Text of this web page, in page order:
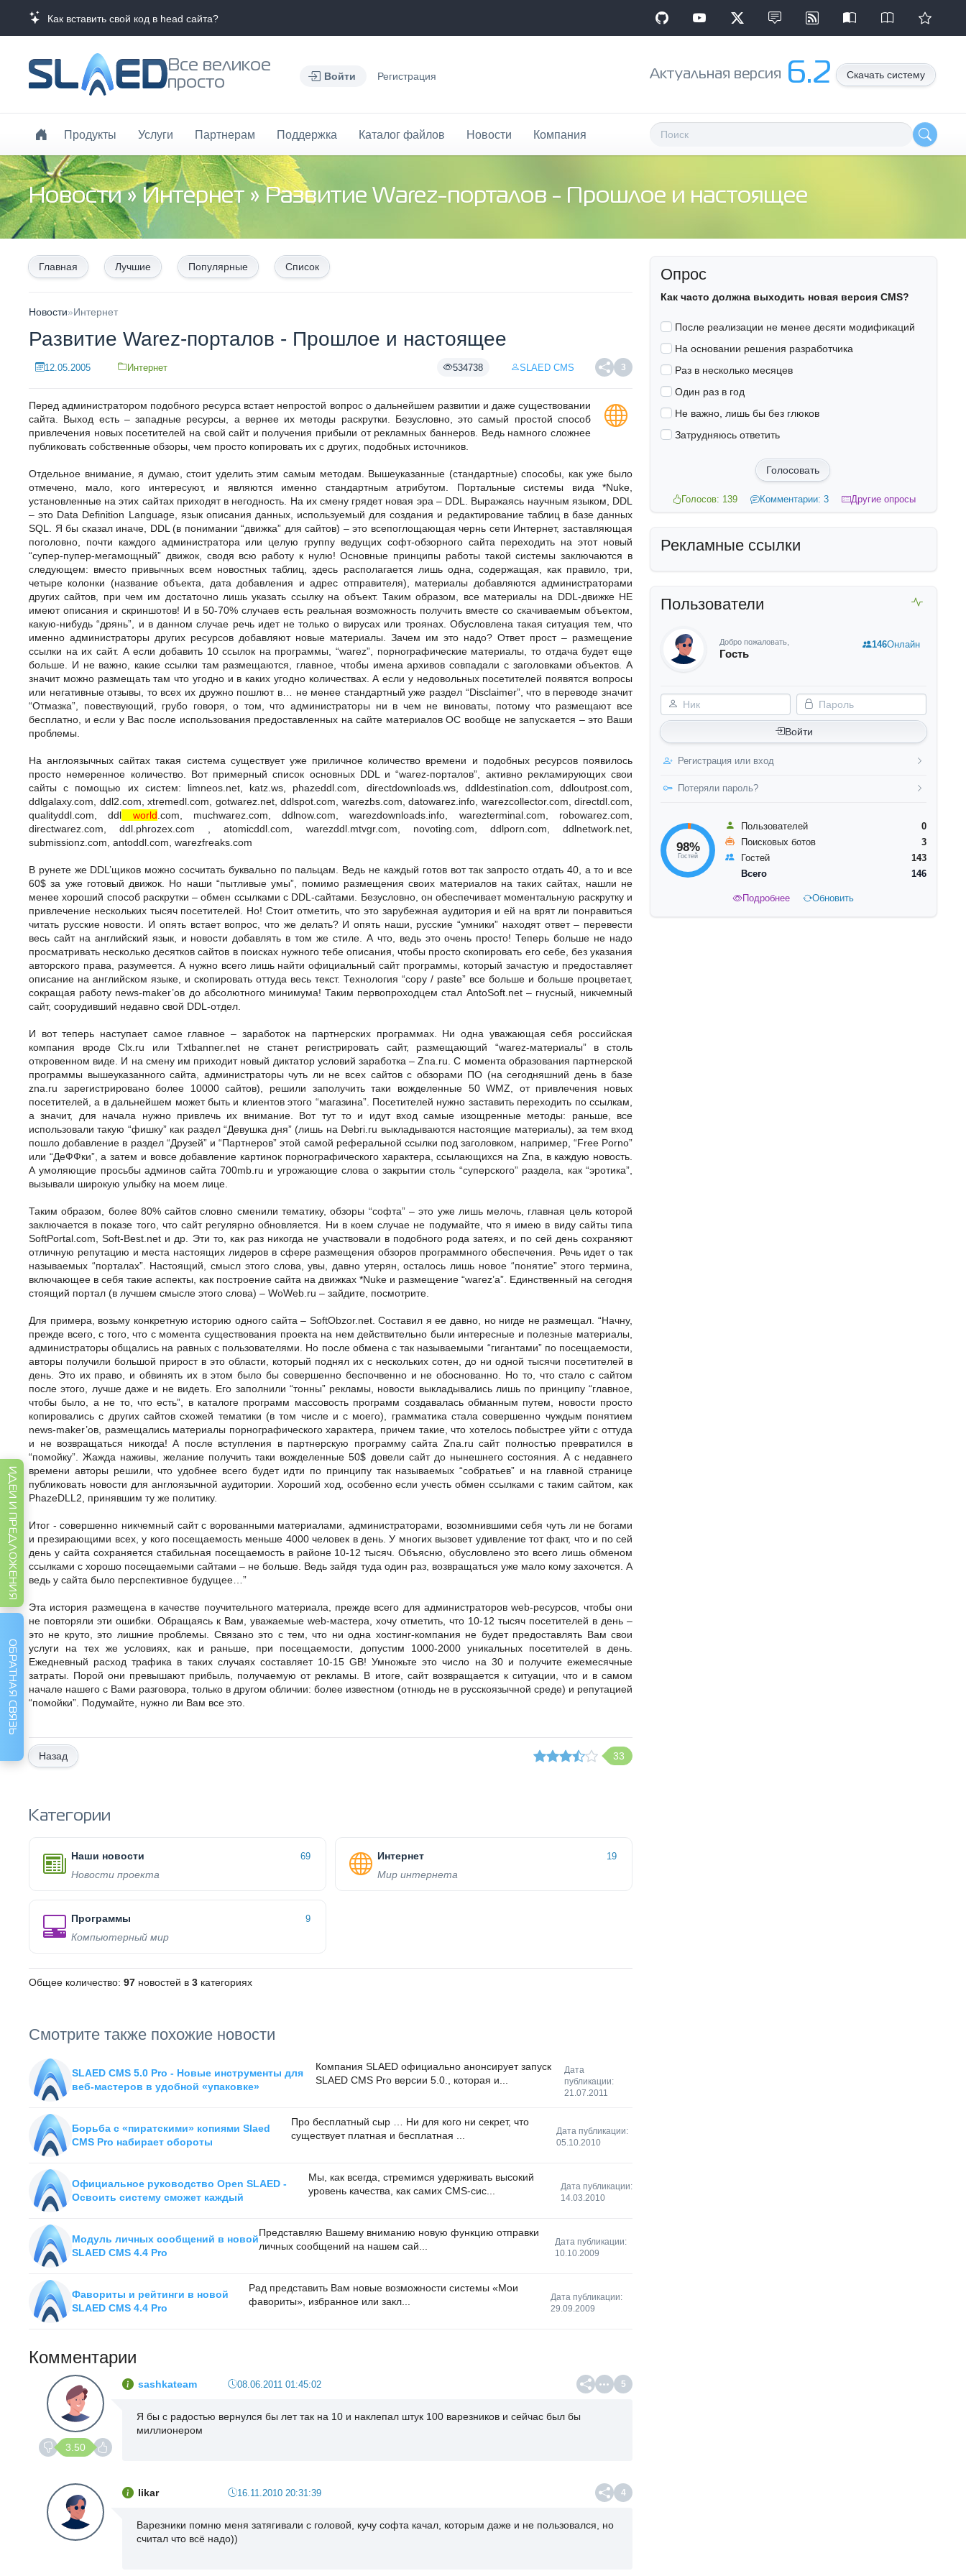
Как вставить свой код в head сайта?
Все великое
просто
Войти Регистрация Aктуальная версия 6.2 Скачать систему
Продукты Услуги Партнерам Поддержка Каталог файлов Новости Компания
Новости» Интернет » Развитие Warez-порталов - Прошлое и настоящее
Главная Лучшие Популярные Список
Новости»Интернет
Развитие Warez-порталов - Прошлое и настоящее
534738 SLAED CMS 3
12.05.2005 Интернет
Перед администратором подобного ресурса встает непростой вопрос о дальнейшем развитии и даже существовании
сайта. Выход есть – западные ресурсы, а вернее их методы раскрутки. Безусловно, это самый простой способ
привлечения новых посетителей на свой сайт и получения прибыли от рекламных баннеров. Ведь намного сложнее
публиковать собственные обзоры, чем просто копировать их с других, подобных источников.
Отдельное внимание, я думаю, стоит уделить этим самым методам. Вышеуказанные (стандартные) способы, как уже было
отмечено, мало, кого интересуют, и являются именно стандартным атрибутом. Портальные системы вида *Nuke,
установленные на этих сайтах приходят в негодность. На их смену грядет новая эра – DDL. Выражаясь научным языком, DDL
– это Data Definition Language, язык описания данных, используемый для создания и редактирование таблиц в базе данных
SQL. Я бы сказал иначе, DDL (в понимании “движка” для сайтов) – это всепоглощающая чернь сети Интернет, заставляющая
поголовно, почти каждого администратора или целую группу ведущих софт-обзорного сайта переходить на этот новый
“супер-пупер-мегамощный” движок, сводя всю работу к нулю! Основные принципы работы такой системы заключаются в
следующем: вместо привычных всем новостных таблиц, здесь располагается лишь одна, содержащая, как правило, три,
четыре колонки (название объекта, дата добавления и адрес отправителя), материалы добавляются администраторами
других сайтов, при чем им достаточно лишь указать ссылку на объект. Таким образом, все материалы на DDL-движке НЕ
имеют описания и скриншотов! И в 50-70% случаев есть реальная возможность получить вместе со скачиваемым объектом,
какую-нибудь “дрянь”, и в данном случае речь идет не только о вирусах или троянах. Обусловлена такая ситуация тем, что
именно администраторы других ресурсов добавляют новые материалы. Зачем им это надо? Ответ прост – размещение
ссылки на их сайт. А если добавить 10 ссылок на программы, “warez”, порнографические материалы, то отдача будет еще
больше. И не важно, какие ссылки там размещаются, главное, чтобы имена архивов совпадали с заголовками объектов. А
значит можно размещать там что угодно и в каких угодно количествах. А если у недовольных посетителей появятся вопросы
или негативные отзывы, то всех их дружно пошлют в… не менее стандартный уже раздел “Disclaimer”, что в переводе значит
“Отмазка”, повествующий, грубо говоря, о том, что администраторы ни в чем не виноваты, потому что размещают все
бесплатно, и если у Вас после использования предоставленных на сайте материалов ОС вообще не запускается – это Ваши
проблемы.
На англоязычных сайтах такая система существует уже приличное количество времени и подобных ресурсов появилось
просто немеренное количество. Вот примерный список основных DDL и “warez-порталов”, активно рекламирующих свои
сайты с помощью их систем: limneos.net, katz.ws, phazeddl.com, directdownloads.ws, ddldestination.com, ddloutpost.com,
ddlgalaxy.com, ddl2.com, xtremedl.com, gotwarez.net, ddlspot.com, warezbs.com, datowarez.info, warezcollector.com, directdl.com,
qualityddl.com, ddl world .com, muchwarez.com, ddlnow.com, warezdownloads.info, warezterminal.com, robowarez.com,
directwarez.com, ddl.phrozex.com , atomicddl.com, warezddl.mtvgr.com, novoting.com, ddlporn.com, ddlnetwork.net,
submissionz.com, antoddl.com, warezfreaks.com
В рунете же DDL’щиков можно сосчитать буквально по пальцам. Ведь не каждый готов вот так запросто отдать 40, а то и все
60$ за уже готовый движок. Но наши “пытливые умы”, помимо размещения своих материалов на таких сайтах, нашли не
менее хороший способ раскрутки – обмен ссылками с DDL-сайтами. Безусловно, он обеспечивает моментальную раскрутку и
привлечение нескольких тысяч посетителей. Но! Стоит отметить, что это зарубежная аудитория и ей на врят ли понравиться
читать русские новости. И опять встает вопрос, что же делать? И опять наши, русские “умники” находят ответ – перевести
весь сайт на английский язык, и новости добавлять в том же стиле. А что, ведь это очень просто! Теперь больше не надо
просматривать несколько десятков сайтов в поисках нужного тебе описания, чтобы просто скопировать его себе, без указания
авторского права, разумеется. А нужно всего лишь найти официальный сайт программы, который зачастую и предоставляет
описание на английском языке, и скопировать оттуда весь текст. Технология “copy / paste” все больше и больше процветает,
сокращая работу news-maker’ов до абсолютного минимума! Таким первопроходцем стал AntoSoft.net – гнусный, никчемный
сайт, соорудивший недавно свой DDL-отдел.
И вот теперь наступает самое главное – заработок на партнерских программах. Ни одна уважающая себя российская
компания вроде Clx.ru или Txtbanner.net не станет регистрировать сайт, размещающий “warez-материалы” в столь
откровенном виде. И на смену им приходит новый диктатор условий заработка – Zna.ru. C момента образования партнерской
программы вышеуказанного сайта, администраторы чуть ли не всех сайтов с обзорами ПО (на сегодняшний день в базе
zna.ru зарегистрировано более 10000 сайтов), решили заполучить таки вожделенные 50 WMZ, от привлечения новых
посетителей, а в дальнейшем может быть и клиентов этого “магазина”. Посетителей нужно заставить переходить по ссылкам,
а значит, для начала нужно привлечь их внимание. Вот тут то и идут вход самые изощренные методы: раньше, все
использовали такую “фишку” как раздел “Девушка дня” (лишь на Debri.ru выкладываются настоящие материалы), за тем вход
пошло добавление в раздел “Друзей” и “Партнеров” этой самой реферальной ссылки под заголовком, например, “Free Porno”
или “ДеФФки”, а затем и вовсе добавление картинок порнографического характера, ссылающихся на Zna, в каждую новость.
А умоляющие просьбы админов сайта 700mb.ru и угрожающие слова о закрытии столь “суперского” раздела, как “эротика”,
вызывали широкую улыбку на моем лице.
Таким образом, более 80% сайтов словно сменили тематику, обзоры “софта” – это уже лишь мелочь, главная цель которой
заключается в показе того, что сайт регулярно обновляется. Ни в коем случае не подумайте, что я имею в виду сайты типа
SoftPortal.com, Soft-Best.net и др. Эти то, как раз никогда не участвовали в подобного рода затеях, и по сей день сохраняют
отличную репутацию и места настоящих лидеров в сфере размещения обзоров программного обеспечения. Речь идет о так
называемых “порталах”. Настоящий, смысл этого слова, увы, давно утерян, осталось лишь новое “понятие” этого термина,
включающее в себя такие аспекты, как построение сайта на движках *Nuke и размещение “warez’a”. Единственный на сегодня
стоящий портал (в лучшем смысле этого слова) – WoWeb.ru – зайдите, посмотрите.
Для примера, возьму конкретную историю одного сайта – SoftObzor.net. Составил я ее давно, но нигде не размещал. “Начну,
прежде всего, с того, что с момента существования проекта на нем действительно были интересные и полезные материалы,
администраторы общались на равных с пользователями. Но после обмена с так называемыми “гигантами” по посещаемости,
авторы получили большой прирост в это области, который поднял их с нескольких сотен, до ни одной тысячи посетителей в
день. Это их право, и обвинять их в этом было бы совершенно беспочвенно и не обоснованно. Но то, что стало с сайтом
после этого, лучше даже и не видеть. Его заполнили “тонны” рекламы, новости выкладывались лишь по принципу “главное,
чтобы было, а не то, что есть”, в каталоге программ массовость программ создавалась обманным путем, новости просто
копировались с других сайтов схожей тематики (в том числе и с моего), грамматика стала совершенно чуждым понятием
news-maker’ов, размещались материалы порнографического характера, причем такие, что хотелось побыстрее уйти с оттуда
и не возвращаться никогда! А после вступления в партнерскую программу сайта Zna.ru сайт полностью превратился в
“помойку”. Жажда наживы, желание получить таки вожделенные 50$ довели сайт до нынешнего состояния. А с недавнего
времени авторы решили, что удобнее всего будет идти по принципу так называемых “собратьев” и на главной странице
публиковать новости для англоязычной аудитории. Хороший ход, особенно если учесть обмен ссылками с таким сайтом, как
PhazeDLL2, принявшим ту же политику.
Итог - совершенно никчемный сайт с ворованными материалами, администраторами, возомнившими себя чуть ли не богами
и презирающими всех, у кого посещаемость меньше 4000 человек в день. У многих вызовет удивление тот факт, что и по сей
день у сайта сохраняется стабильная посещаемость в районе 10-12 тысяч. Объясню, обусловлено это всего лишь обменом
ссылками с хорошо посещаемыми сайтами – не больше. Ведь зайдя туда один раз, возвращаться уже мало кому захочется. А
ведь у сайта было перспективное будущее…”
Эта история размещена в качестве поучительного материала, прежде всего для администраторов web-ресурсов, чтобы они
не повторяли эти ошибки. Обращаясь к Вам, уважаемые web-мастера, хочу отметить, что 10-12 тысяч посетителей в день –
это не круто, это лишние проблемы. Связано это с тем, что ни одна хостинг-компания не будет предоставлять Вам свои
услуги на тех же условиях, как и раньше, при посещаемости, допустим 1000-2000 уникальных посетителей в день.
Ежедневный расход трафика в таких случаях составляет 10-15 GB! Умножьте это число на 30 и получите ежемесячные
затраты. Порой они превышают прибыль, получаемую от рекламы. В итоге, сайт возвращается к ситуации, что и в самом
начале нашего с Вами разговора, только в другом обличии: более известном (отнюдь не в русскоязычной среде) и репутацией
“помойки”. Подумайте, нужно ли Вам все это.
33
Назад
Категории
Наши новости 69
Новости проекта
Интернет 19
Мир интернета
Программы 9
Компьютерный мир
Общее количество: 97 новостей в 3 категориях
Смотрите также похожие новости
SLAED CMS 5.0 Pro - Новые инструменты для
веб-мастеров в удобной «упаковке»
Компания SLAED официально анонсирует запуск
SLAED CMS Pro версии 5.0., которая и...
Дата
публикации:
21.07.2011
Борьба с «пиратскими» копиями Slaed
CMS Pro набирает обороты
Про бесплатный сыр … Ни для кого ни секрет, что
существует платная и бесплатная ...
Дата публикации:
05.10.2010
Официальное руководство Open SLAED -
Освоить систему сможет каждый
Мы, как всегда, стремимся удерживать высокий
уровень качества, как самих CMS-сис...
Дата публикации:
14.03.2010
Модуль личных сообщений в новой
SLAED CMS 4.4 Pro
Представляю Вашему вниманию новую функцию отправки
личных сообщений на нашем сай...
Дата публикации:
10.10.2009
Фавориты и рейтинги в новой
SLAED CMS 4.4 Pro
Рад представить Вам новые возможности системы «Мои
фавориты», избранное или закл...
Дата публикации:
29.09.2009
Комментарии
3.50
sashkateam 08.06.2011 01:45:02 5
Я бы с радостью вернулся бы лет так на 10 и наклепал штук 100 варезников и сейчас был бы
миллионером
likar 16.11.2010 20:31:39 4
Варезники помню меня затягивали с головой, кучу софта качал, которым даже и не пользовался, но
считал что всё надо))
Опрос
Как часто должна выходить новая версия CMS?
После реализации не менее десяти модификаций
На основании решения разработчика
Раз в несколько месяцев
Один раз в год
Не важно, лишь бы без глюков
Затрудняюсь ответить
Голосовать
Голосов: 139 Комментарии: 3 Другие опросы
Рекламные ссылки
Пользователи
Добро пожаловать,
Гость
Ник Пароль
Войти
Регистрация или вход
Потеряли пароль?
146Онлайн
98%
Гостей
Пользователей
0
Поисковых ботов
3
Гостей
143
Всего
146
Подробнее Обновить
ИДЕИ И ПРЕДЛОЖЕНИЯ
ОБРАТНАЯ СВЯЗЬ